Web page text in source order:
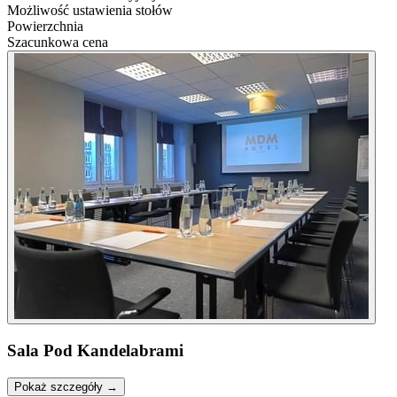
Możliwość ustawienia stołów
Powierzchnia
Szacunkowa cena
Sala Pod Kandelabrami
Pokaż szczegóły →